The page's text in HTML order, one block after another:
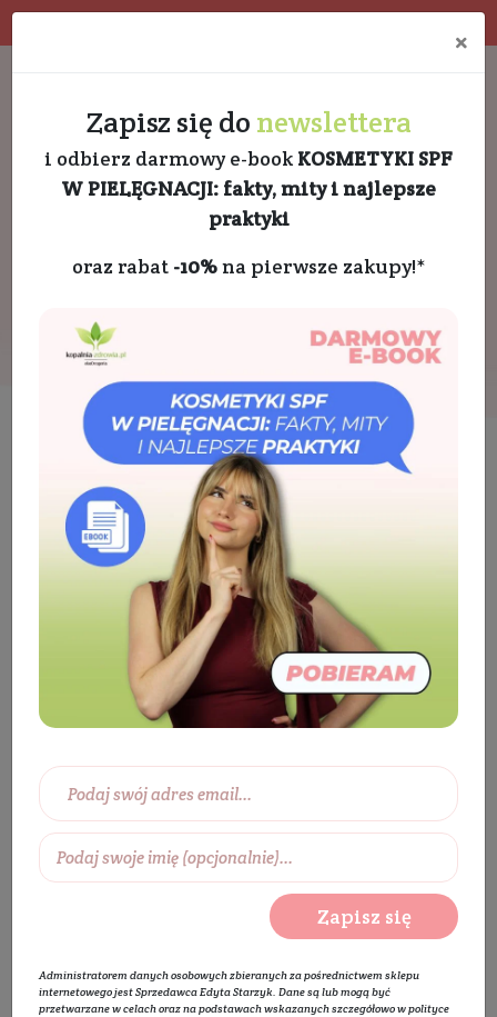
Kosmetyki Twarz
Krem do twarzy
Krem do twarzy na noc
Odmładzająco - regenerujący krem do twarzy
×
Zapisz się do newslettera
i odbierz darmowy e-book KOSMETYKI SPF
W PIELĘGNACJI: fakty, mity i najlepsze
praktyki
oraz rabat -10%na pierwsze zakupy!*
Zapisz się
Administratorem danych osobowych zbieranych za pośrednictwem sklepu
internetowego jest Sprzedawca Edyta Starzyk. Dane są lub mogą być
przetwarzane w celach oraz na podstawach wskazanych szczegółowo wpolityce